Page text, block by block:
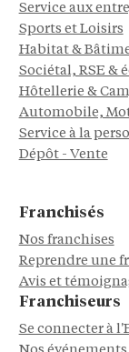
Service aux
Sports et Loisirs
Habitat &
Sociétal, RSE &
Hôtellerie &
Automobile,
Service à la
Dépôt - Vente
Franchisés
Nos franchises
Reprendre une
Avis et
Franchiseurs
Se connecter à